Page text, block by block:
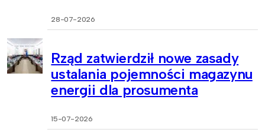
28-07-2026
Rząd zatwierdził nowe zasady
ustalania pojemności magazynu
energii dla prosumenta
15-07-2026